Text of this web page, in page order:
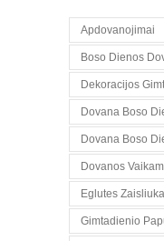
Apdovanojimai
Boso Dienos
Dekoracijos
Dovana Boso
Dovana Boso
Dovanos
Eglutes
Gimtadienio